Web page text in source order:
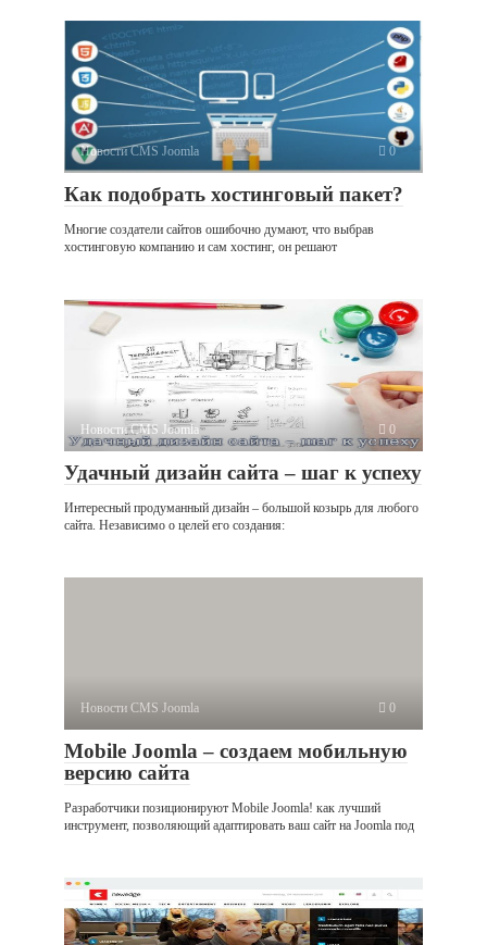
Новости CMS Joomla 0
Как подобрать хостинговый пакет?
Многие создатели сайтов ошибочно думают, что выбрав
хостинговую компанию и сам хостинг, он решают
Новости CMS Joomla 0
Удачный дизайн сайта – шаг к успеху
Интересный продуманный дизайн – большой козырь для любого
сайта. Независимо о целей его создания:
Новости CMS Joomla 0
Mobile Joomla – создаем мобильную
версию сайта
Разработчики позиционируют Mobile Joomla! как лучший
инструмент, позволяющий адаптировать ваш сайт на Joomla под